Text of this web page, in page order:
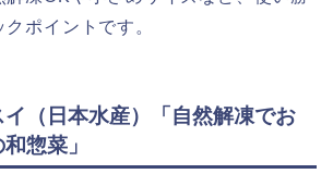
ポイントです。
（日本水産）「自然解凍でお
惣菜」